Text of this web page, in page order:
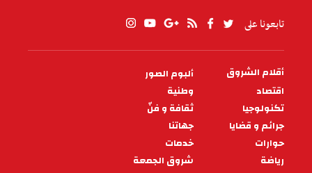
تابعونا على
PIED
DE
PAGE
أقلام الشروق
ألبوم الصور
اقتصاد
وطنية
تكنولوجيا
ثقافة و فنّ
جرائم و قضايا
جهاتنا
حوارات
خدمات
رياضة
شروق الجمعة